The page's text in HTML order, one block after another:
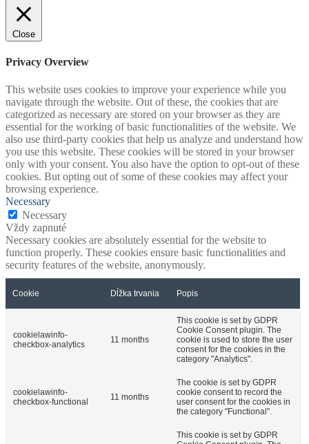
Close
Privacy Overview
This website uses cookies to improve your experience while you
navigate through the website. Out of these, the cookies that are
categorized as necessary are stored on your browser as they are
essential for the working of basic functionalities of the website. We
also use third-party cookies that help us analyze and understand how
you use this website. These cookies will be stored in your browser
only with your consent. You also have the option to opt-out of these
cookies. But opting out of some of these cookies may affect your
browsing experience.
Necessary
Necessary
Vždy zapnuté
Necessary cookies are absolutely essential for the website to
function properly. These cookies ensure basic functionalities and
security features of the website, anonymously.
Cookie Dĺžka trvania Popis
cookielawinfo-
checkbox-analytics
11 months
This cookie is set by GDPR
Cookie Consent plugin. The
cookie is used to store the user
consent for the cookies in the
category "Analytics".
cookielawinfo-
checkbox-functional
11 months
The cookie is set by GDPR
cookie consent to record the
user consent for the cookies in
the category "Functional".
This cookie is set by GDPR